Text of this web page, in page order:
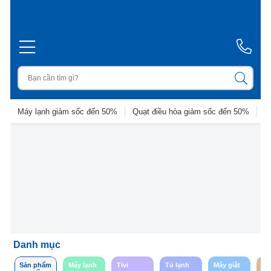
Máy lạnh giảm sốc đến 50% Quạt điều hòa giảm sốc đến 50%
Danh mục
Sản phẩm
Máy lạnh Tivi Tủ lạnh Máy giặt